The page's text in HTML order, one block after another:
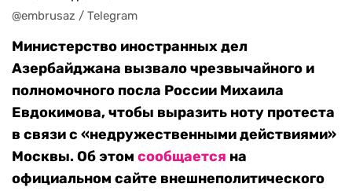
@embrusaz / Telegram
Министерство иностранных дел
Азербайджана вызвало чрезвычайного и
полномочного посла России Михаила
Евдокимова, чтобы выразить ноту протеста
в связи с «недружественными действиями»
Москвы. Об этом сообщается на
официальном сайте внешнеполитического